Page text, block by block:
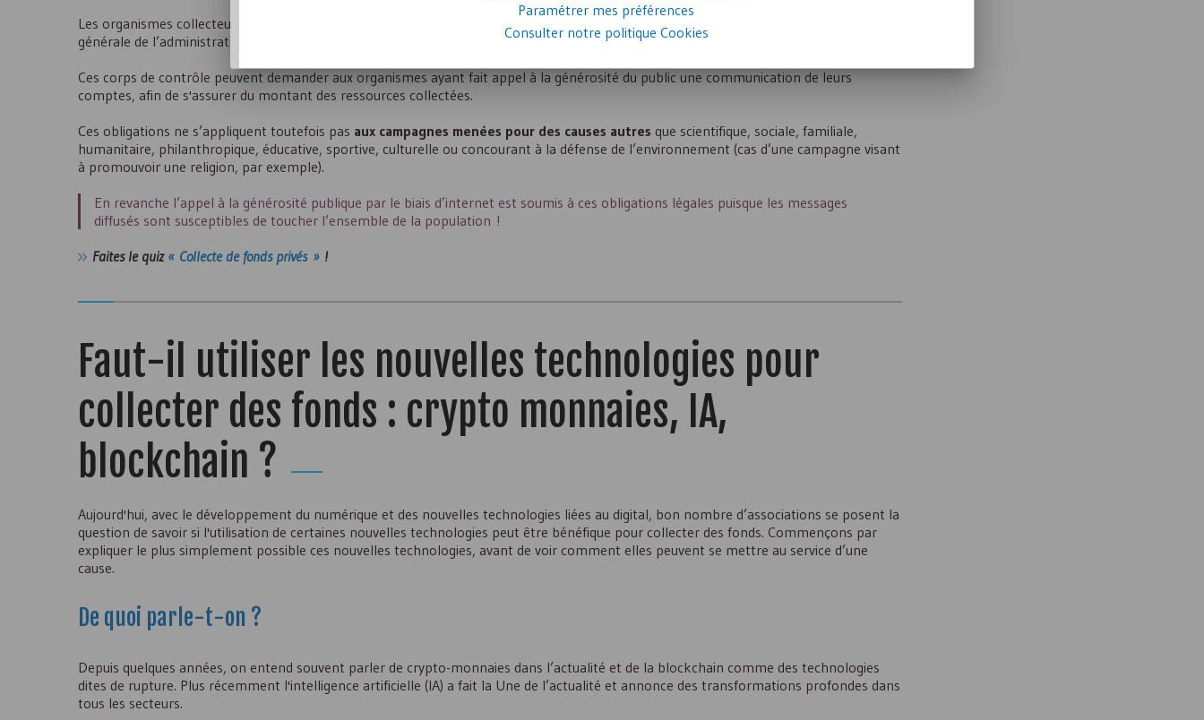
Les organismes collecteurs peuvent être contrôlés par la Cour des comptes, l’Inspection générale des affaires sociales ou l’Inspection
générale de l’administration de l’éducation nationale et de la recherche.
Ces corps de contrôle peuvent demander aux organismes ayant fait appel à la générosité du public une communication de leurs
comptes, afin de s'assurer du montant des ressources collectées.
Ces obligations ne s’appliquent toutefois pas aux campagnes menées pour des causes autres que scientifique, sociale, familiale,
humanitaire, philanthropique, éducative, sportive, culturelle ou concourant à la défense de l’environnement (cas d’une campagne visant
à promouvoir une religion, par exemple).
En revanche l’appel à la générosité publique par le biais d’internet est soumis à ces obligations légales puisque les messages
diffusés sont susceptibles de toucher l’ensemble de la population !
Faites le quiz « Collecte de fonds privés »!
Faut-il utiliser les nouvelles technologies pour
collecter des fonds : crypto monnaies, IA,
blockchain ?
Aujourd'hui, avec le développement du numérique et des nouvelles technologies liées au digital, bon nombre d’associations se posent la
question de savoir si l'utilisation de certaines nouvelles technologies peut être bénéfique pour collecter des fonds. Commençons par
expliquer le plus simplement possible ces nouvelles technologies, avant de voir comment elles peuvent se mettre au service d’une
cause.
De quoi parle-t-on ?
Depuis quelques années, on entend souvent parler de crypto-monnaies dans l’actualité et de la blockchain comme des technologies
dites de rupture. Plus récemment l'intelligence artificielle (IA) a fait la Une de l’actualité et annonce des transformations profondes dans
tous les secteurs.
Paramétrer mes préférences
Consulter notre politique Cookies